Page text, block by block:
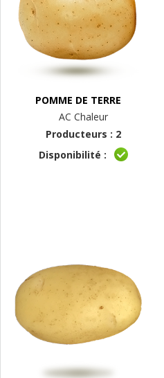
POMME DE TERRE
AC Chaleur
Producteurs : 2
Disponibilité :